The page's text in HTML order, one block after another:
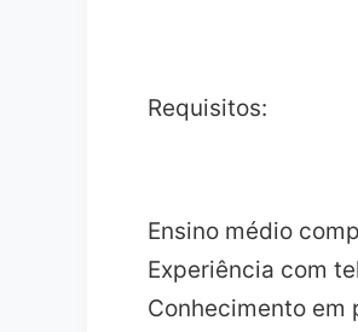
Requisitos:
Ensino médio
Experiência com
Conhecimento em